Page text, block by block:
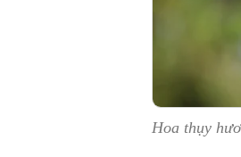
Hoa thụy